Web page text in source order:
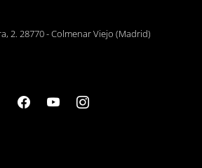
2. 28770 - Colmenar Viejo (Madrid)